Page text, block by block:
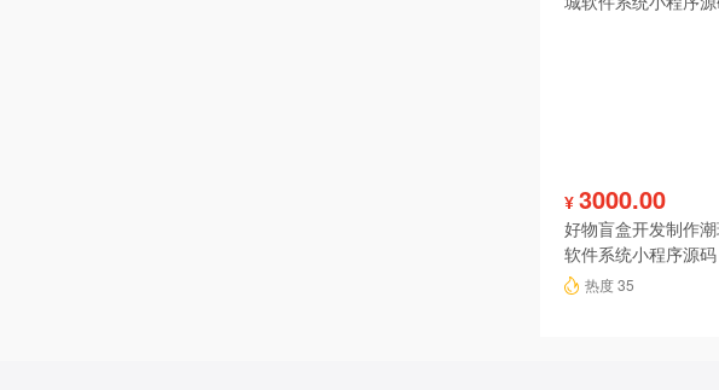
¥ 3000.00
好物盲盒开发制作
软件系统小程序源码
热度 35